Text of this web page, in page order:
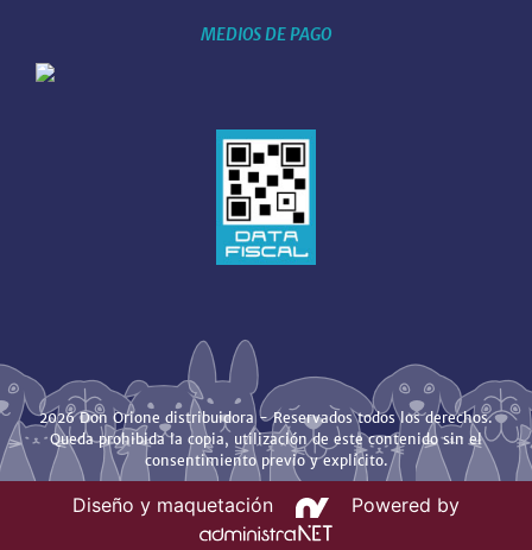
MEDIOS DE PAGO
2026 Don Orione distribuidora - Reservados todos los derechos.
Queda prohibida la copia, utilización de este contenido sin el
consentimiento previo y explícito.
Diseño y maquetación Powered by